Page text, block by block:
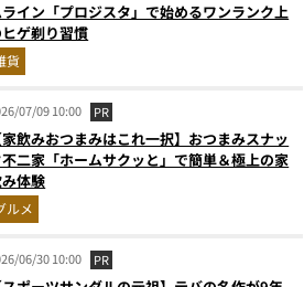
イン「プロジスタ」で始めるワンランク上
ゲ剃り習慣
貨
07/09 10:00 PR
家飲みおつまみはこれ一択】おつまみスナッ
二家「ホームサクッと」で簡単＆極上の家
体験
ルメ
06/30 10:00 PR